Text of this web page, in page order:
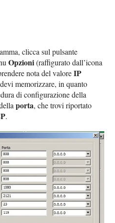
clicca sul pulsante
Opzioni(raffigurato dall’icona
nota del valoreIP
memorizzare, in quanto
di configurazione della
porta, che trovi riportato
.